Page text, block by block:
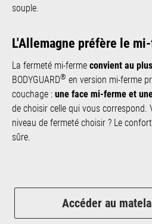
souple.
L'Allemagne préfère le
La fermeté mi-ferme convient au
BODYGUARD® en version mi-ferme
couchage : une face mi-ferme et
de choisir celle qui vous correspond.
niveau de fermeté choisir ? Le
sûre.
Accéder au